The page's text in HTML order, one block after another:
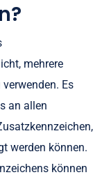
mehrere
Es
an allen
werden können.
können